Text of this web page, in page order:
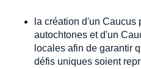
la création d'un Caucus
autochtones et d'un
locales afin de garantir
défis uniques soient